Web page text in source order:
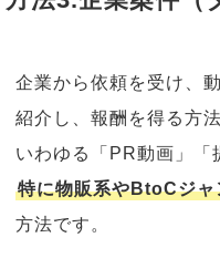
企業から依頼を受け、
紹介し、報酬を得る方法
いわゆる「PR動画」「
特に物販系やBtoCジ
方法です。